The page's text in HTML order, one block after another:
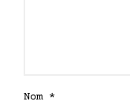
Nom *